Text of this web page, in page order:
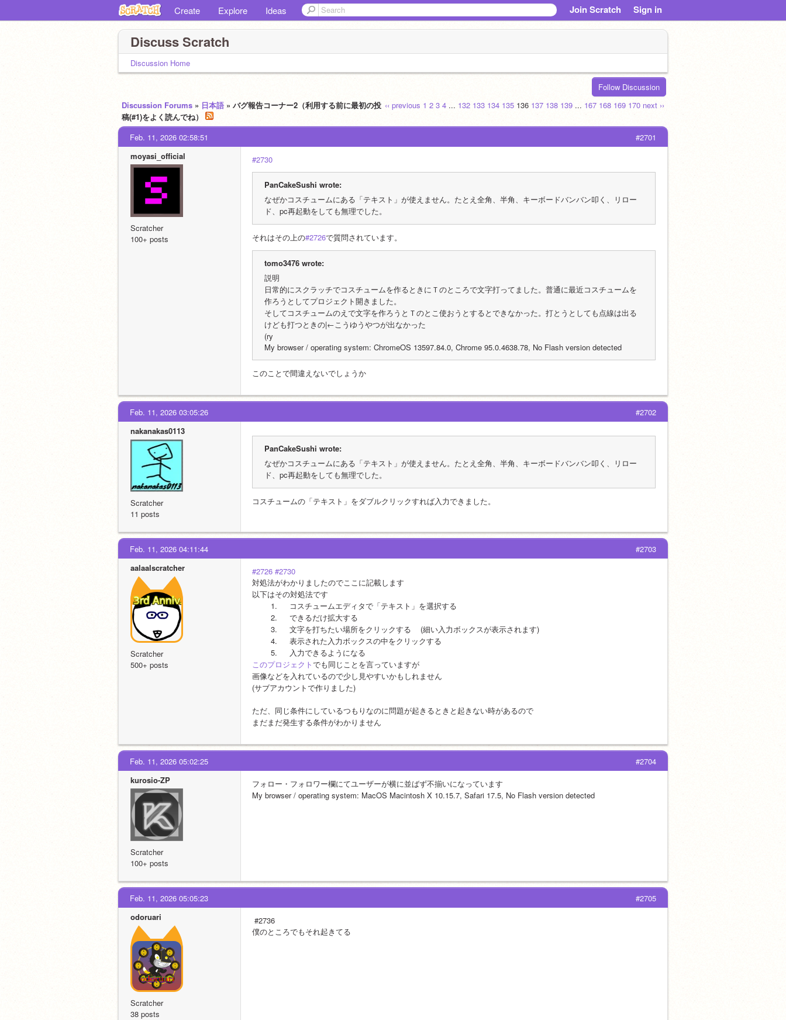
Create Explore Ideas Join Scratch Sign in
Discuss Scratch
Discussion Home
Follow Discussion
‹‹ previous 1 2 3 4 ... 132 133 134 135 136 137 138 139 ... 167 168 169 170 next ››
Discussion Forums » 日本語 » バグ報告コーナー2（利用する前に最初の投
稿(#1)をよく読んでね）
#2701
Feb. 11, 2026 02:58:51
moyasi_official
Scratcher
100+ posts
#2730
PanCakeSushi wrote:
なぜかコスチュームにある「テキスト」が使えません。たとえ全角、半角、キーボードバンバン叩く、リロー
ド、pc再起動をしても無理でした。
それはその上の#2726で質問されています。
tomo3476 wrote:
説明
日常的にスクラッチでコスチュームを作るときにＴのところで文字打ってました。普通に最近コスチュームを
作ろうとしてプロジェクト開きました。
そしてコスチュームのえで文字を作ろうとＴのとこ使おうとするとできなかった。打とうとしても点線は出る
けども打つときの|←こうゆうやつが出なかった
(ry
My browser / operating system: ChromeOS 13597.84.0, Chrome 95.0.4638.78, No Flash version detected
このことで間違えないでしょうか
#2702
Feb. 11, 2026 03:05:26
nakanakas0113
Scratcher
11 posts
PanCakeSushi wrote:
なぜかコスチュームにある「テキスト」が使えません。たとえ全角、半角、キーボードバンバン叩く、リロー
ド、pc再起動をしても無理でした。
コスチュームの「テキスト」をダブルクリックすれば入力できました。
#2703
Feb. 11, 2026 04:11:44
aalaalscratcher
Scratcher
500+ posts
#2726 #2730
対処法がわかりましたのでここに記載します
以下はその対処法です
	1.	コスチュームエディタで「テキスト」を選択する
	2.	できるだけ拡大する
	3.	文字を打ちたい場所をクリックする	(細い入力ボックスが表示されます)
	4.	表示された入力ボックスの中をクリックする
	5.	入力できるようになる
このプロジェクトでも同じことを言っていますが
画像などを入れているので少し見やすいかもしれません
(サブアカウントで作りました)
ただ、同じ条件にしているつもりなのに問題が起きるときと起きない時があるので
まだまだ発生する条件がわかりません
#2704
Feb. 11, 2026 05:02:25
kurosio-ZP
Scratcher
100+ posts
フォロー・フォロワー欄にてユーザーが横に並ばず不揃いになっています
My browser / operating system: MacOS Macintosh X 10.15.7, Safari 17.5, No Flash version detected
#2705
Feb. 11, 2026 05:05:23
odoruari
Scratcher
38 posts
#2736
僕のところでもそれ起きてる